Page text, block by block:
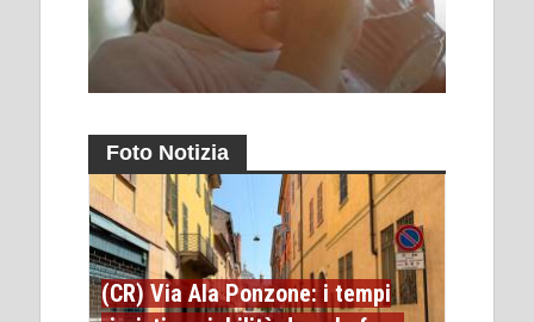
Foto Notizia
(CR) Via Ala Ponzone: i tempi